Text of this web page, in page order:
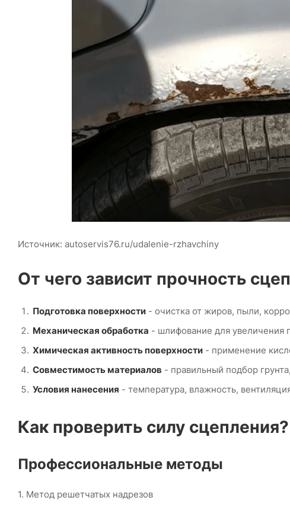
Источник: autoservis76.ru/udalenie-rzhavchiny
От чего зависит прочность
Подготовка поверхности - очистка от жиров, пыли,
Механическая обработка - шлифование для увеличения
Химическая активность поверхности - применение
Совместимость материалов - правильный подбор
Условия нанесения - температура, влажность,
Как проверить силу сцепления?
Профессиональные методы
1. Метод решетчатых надрезов